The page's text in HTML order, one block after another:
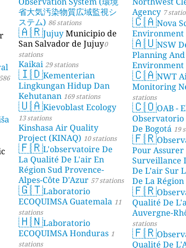
586
省大気汚染物質広域監視シ
ステム) 86 stations
🇦🇷JujuyMunicipio de
San Salvador de Jujuy0
stations
Kaikai 29 stations
🇮🇩Kementerian
Lingkungan Hidup Dan
Kehutanan 169 stations
🇺🇦Kievoblast Ecology
13 stations
Kinshasa Air Quality
Project (KINAQ) 10 stations
🇫🇷L'observatoire De
La Qualité De L'air En
Région Sud Provence-
Alpes-Côte D'Azur 57 stations
🇬🇹Laboratorio
ECOQUIMSA Guatemala 11
stations
🇭🇳Laboratorio
ECOQUIMSA Honduras 1
stations
Agency 7
🇨🇦Nova
Environment
🇦🇺NSW
Planning And
Environment
🇨🇦NWT
Monitoring
stations
🇨🇴OAB -
De Bogotá 19
🇫🇷
Pour Assurer
Surveillance
De L’air Sur
De La
stations
🇫🇷
Qualité De
Auvergne-
stations
🇫🇷
Qualité De